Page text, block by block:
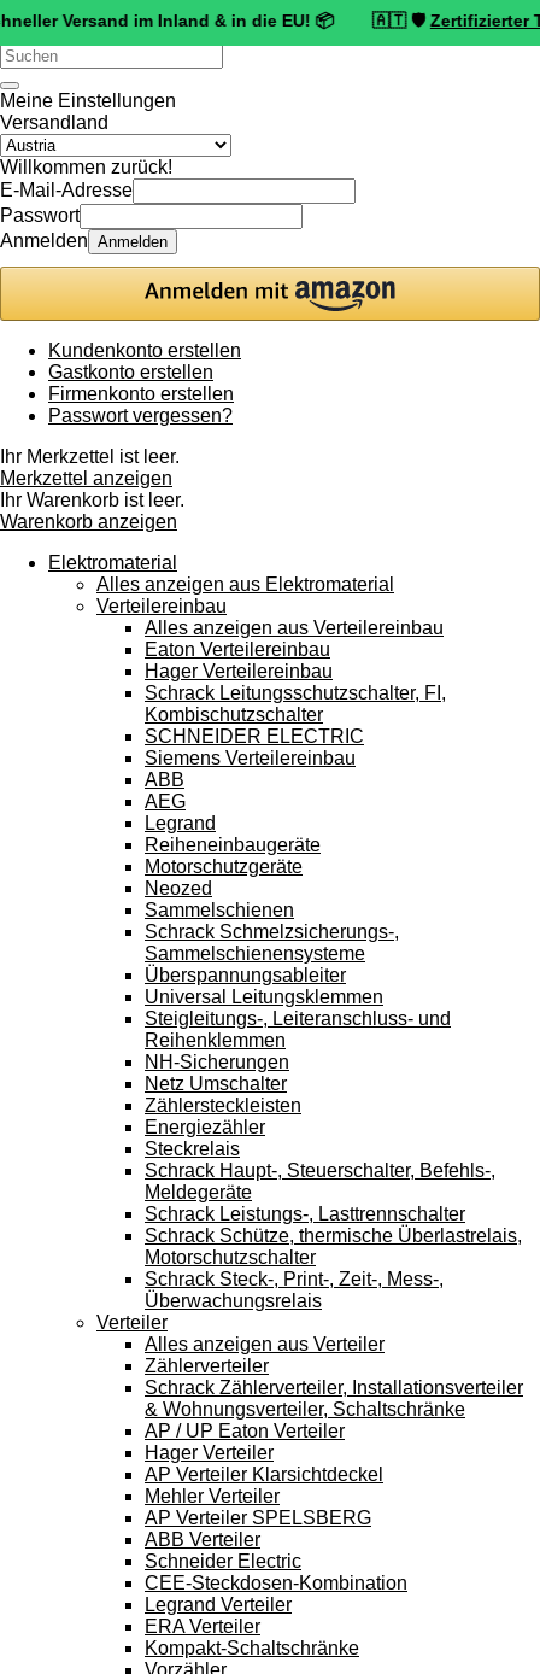
im Inland & in die EU! 📦 🇦🇹 🛡️ Zertifizierter Trusted
Verwende
die
oben
und
unten,
um
das
Ergebnis
auszuwählen.
Eingabetaste,
zum
ausgewählten
können
Touch-
und
Streichgesten
verwenden.
Meine Einstellungen
Versandland
Willkommen zurück!
E-Mail-Adresse
Passwort
Anmelden Anmelden
Kundenkonto erstellen
Gastkonto erstellen
Firmenkonto erstellen
Passwort vergessen?
Ihr Merkzettel ist leer.
Merkzettel anzeigen
Ihr Warenkorb ist leer.
Warenkorb anzeigen
Elektromaterial
Alles anzeigen aus Elektromaterial
Verteilereinbau
Alles anzeigen aus Verteilereinbau
Eaton Verteilereinbau
Hager Verteilereinbau
Schrack Leitungsschutzschalter, FI,
Kombischutzschalter
SCHNEIDER ELECTRIC
Siemens Verteilereinbau
ABB
AEG
Legrand
Reiheneinbaugeräte
Motorschutzgeräte
Neozed
Sammelschienen
Schrack Schmelzsicherungs-,
Sammelschienensysteme
Überspannungsableiter
Universal Leitungsklemmen
Steigleitungs-, Leiteranschluss- und
Reihenklemmen
NH-Sicherungen
Netz Umschalter
Zählersteckleisten
Energiezähler
Steckrelais
Schrack Haupt-, Steuerschalter, Befehls-,
Meldegeräte
Schrack Leistungs-, Lasttrennschalter
Schrack Schütze, thermische Überlastrelais,
Motorschutzschalter
Schrack Steck-, Print-, Zeit-, Mess-,
Überwachungsrelais
Verteiler
Alles anzeigen aus Verteiler
Zählerverteiler
Schrack Zählerverteiler, Installationsverteiler
& Wohnungsverteiler, Schaltschränke
AP / UP Eaton Verteiler
Hager Verteiler
AP Verteiler Klarsichtdeckel
Mehler Verteiler
AP Verteiler SPELSBERG
ABB Verteiler
Schneider Electric
CEE-Steckdosen-Kombination
Legrand Verteiler
ERA Verteiler
Kompakt-Schaltschränke
Vorzähler